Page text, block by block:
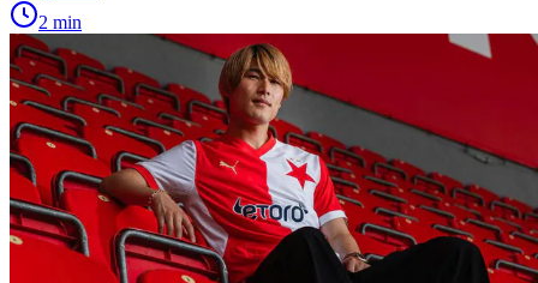
2 min